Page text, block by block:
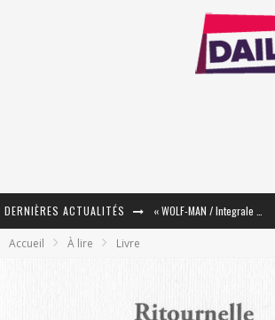
DERNIÈRES ACTUALITÉS
Accueil À lire Livre